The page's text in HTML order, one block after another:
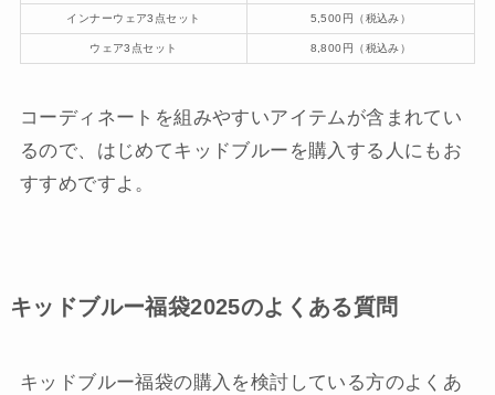
インナーウェア3点セット 5,500円（税込み）
ウェア3点セット 8,800円（税込み）
コーディネートを組みやすいアイテムが含まれてい
るので、はじめてキッドブルーを購入する人にもお
すすめですよ。
キッドブルー福袋2025のよくある質問
キッドブルー福袋の購入を検討している方のよくあ